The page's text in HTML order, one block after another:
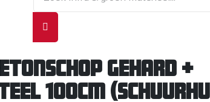
gehard +
100cm